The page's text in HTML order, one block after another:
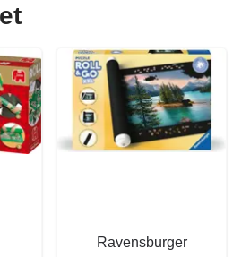
Ravensburger